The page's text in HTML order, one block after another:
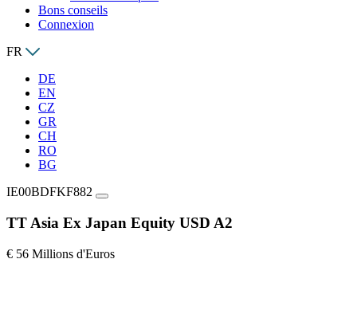
Bons conseils
Connexion
FR
DE
EN
CZ
GR
CH
RO
BG
IE00BDFKF882
TT Asia Ex Japan Equity USD A2
€ 56 Millions d'Euros